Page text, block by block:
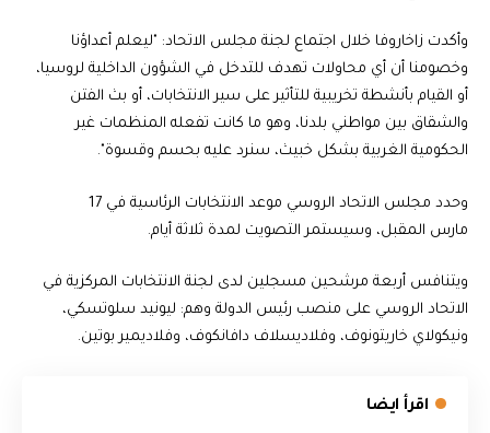
وأكدت زاخاروفا خلال اجتماع لجنة مجلس الاتحاد: "ليعلم أعداؤنا
وخصومنا أن أي محاولات تهدف للتدخل في الشؤون الداخلية لروسيا،
أو القيام بأنشطة تخريبية للتأثير على سير الانتخابات، أو بث الفتن
والشقاق بين مواطني بلدنا، وهو ما كانت تفعله المنظمات غير
الحكومية الغربية بشكل خبيث، سنرد عليه بحسم وقسوة".
وحدد مجلس الاتحاد الروسي موعد الانتخابات الرئاسية في 17
مارس المقبل، وسيستمر التصويت لمدة ثلاثة أيام.
ويتنافس أربعة مرشحين مسجلين لدى لجنة الانتخابات المركزية في
الاتحاد الروسي على منصب رئيس الدولة وهم: ليونيد سلوتسكي،
ونيكولاي خاريتونوف، وفلاديسلاف دافانكوف، وفلاديمير بوتين.
اقرأ ايضا